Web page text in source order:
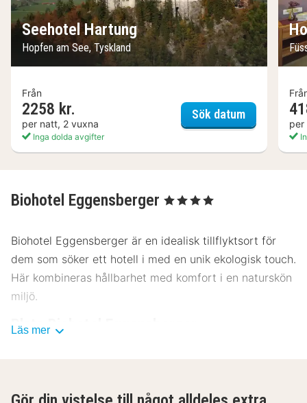
Seehotel Hartung
Hopfen am See, Tyskland
Från
2258 kr.
per natt, 2 vuxna
Inga dolda avgifter
Sök datumSeehotel
per
Biohotel Eggensberger , 4 Stjärnor
Biohotel Eggensberger är en idealisk tillflyktsort för
dem som söker ett hotell i med en unik ekologisk touch.
Här kombineras hållbarhet med komfort i en naturskön
miljö.
Plats Biohotel Eggensberger
Läs mer